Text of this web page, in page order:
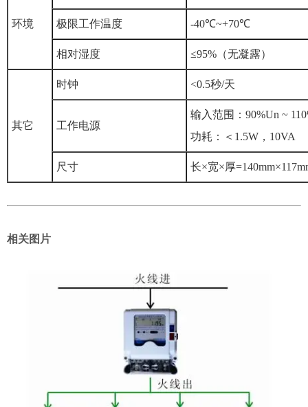
环境 极限工作温度 -40℃~+70℃
相对湿度 ≤95%（无凝露）
其它
时钟 <0.5秒/天
工作电源
输入范围：90%Un ~
功耗：＜1.5W，10VA
尺寸 长×宽×厚
相关图片